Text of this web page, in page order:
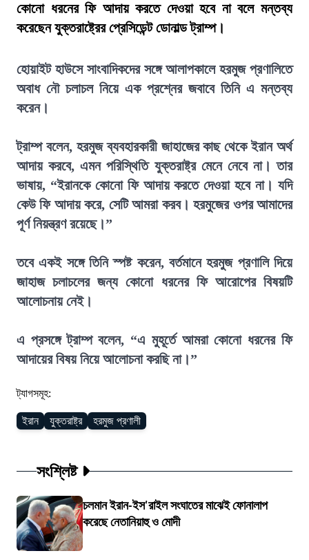
কোনো ধরনের ফি আদায় করতে দেওয়া হবে না বলে মন্তব্য
করেছেন যুক্তরাষ্ট্রের প্রেসিডেন্ট ডোনাল্ড ট্রাম্প।
হোয়াইট হাউসে সাংবাদিকদের সঙ্গে আলাপকালে হরমুজ প্রণালিতে
অবাধ নৌ চলাচল নিয়ে এক প্রশ্নের জবাবে তিনি এ মন্তব্য
করেন।
ট্রাম্প বলেন, হরমুজ ব্যবহারকারী জাহাজের কাছ থেকে ইরান অর্থ
আদায় করবে, এমন পরিস্থিতি যুক্তরাষ্ট্র মেনে নেবে না। তার
ভাষায়, “ইরানকে কোনো ফি আদায় করতে দেওয়া হবে না। যদি
কেউ ফি আদায় করে, সেটি আমরা করব। হরমুজের ওপর আমাদের
পূর্ণ নিয়ন্ত্রণ রয়েছে।”
তবে একই সঙ্গে তিনি স্পষ্ট করেন, বর্তমানে হরমুজ প্রণালি দিয়ে
জাহাজ চলাচলের জন্য কোনো ধরনের ফি আরোপের বিষয়টি
আলোচনায় নেই।
এ প্রসঙ্গে ট্রাম্প বলেন, “এ মুহূর্তে আমরা কোনো ধরনের ফি
আদায়ের বিষয় নিয়ে আলোচনা করছি না।”
ট্যাগসমূহ:
ইরান যুক্তরাষ্ট্র হরমুজ প্রণালী
সংশ্লিষ্ট
চলমান ইরান-ইস'রাইল সংঘাতের মাঝেই ফোনালাপ
করেছে নেতানিয়াহু ও মোদী